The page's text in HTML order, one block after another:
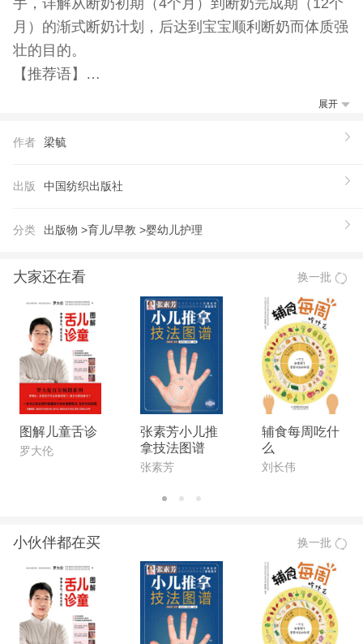
手，详解从断奶初期（4个月）到断奶完成期（12个
月）的渐式断奶计划，后达到宝宝顺利断奶而体质强
壮的目的。
【推荐语】
母乳是妈妈送给宝宝的*好的礼物。宝宝渐渐长大，
不“受苦”呢？科学配制宝宝餐，让宝宝发现母乳之
展开
作者 梁毓
出版 中国纺织出版社
分类 出版物 >育儿/早教 >婴幼儿护理
大家还在看 换一批
图解儿童舌诊
罗大伦
张素芳小儿推
拿技法图谱
张素芳
辅食每周吃什
么
刘长伟
小伙伴都在买 换一批